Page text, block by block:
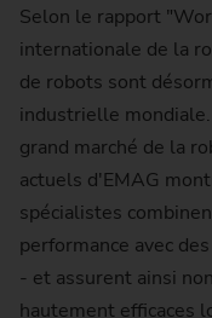
Selon le rapport
internationale de la
de robots sont
industrielle
grand marché de la
actuels d'EMAG
spécialistes
performance avec
- et assurent ainsi
hautement efficaces